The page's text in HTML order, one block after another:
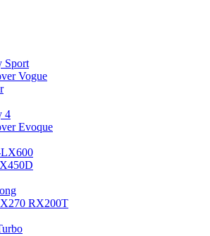
Sport
Vogue
4
Evoque
RX200T